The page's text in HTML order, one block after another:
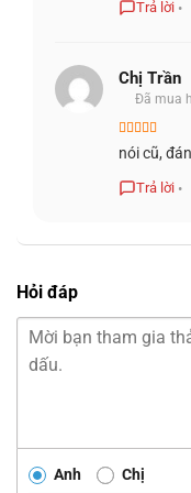
thanh 3.5mm, khe
Với sự tiện ích này,
thiết bị khác một
TỔNG KẾT VỀ
Trả lời •
Chị Trần
Đã mua
Được xếp
hạng55 sao
nói cũ,
Trả lời •
Hỏi đáp
Anh Chị